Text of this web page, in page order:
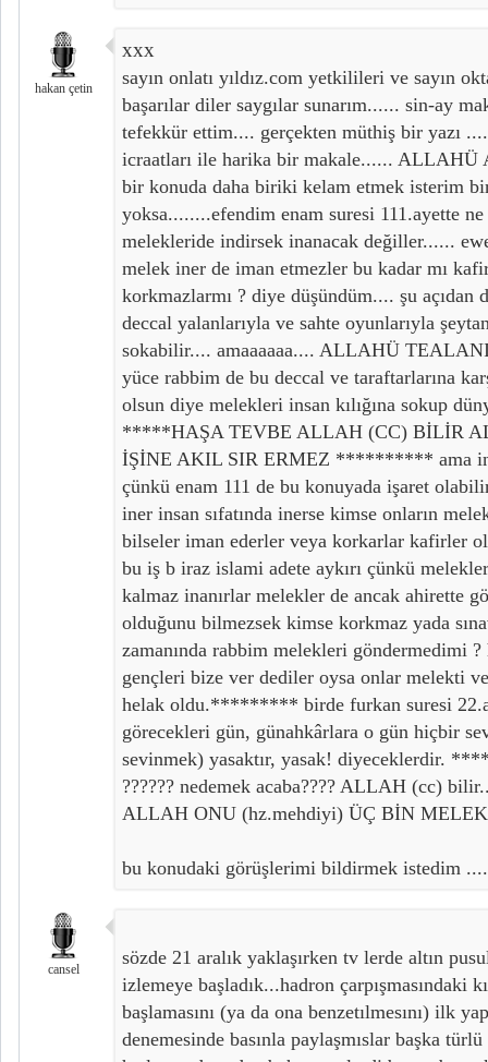
hakan çetin
xxx
sayın onlatı yıldız.com yetkilileri ve sayın
başarılar diler saygılar sunarım...... sin-ay
tefekkür ettim.... gerçekten müthiş bir yazı ....
icraatları ile harika bir makale...... ALLAHÜ
bir konuda daha biriki kelam etmek isterim
yoksa........efendim enam suresi 111.ayette
melekleride indirsek inanacak değiller......
melek iner de iman etmezler bu kadar mı
korkmazlarmı ? diye düşündüm.... şu açıdan
deccal yalanlarıyla ve sahte oyunlarıyla
sokabilir.... amaaaaaa.... ALLAHÜ
yüce rabbim de bu deccal ve taraftarlarına
olsun diye melekleri insan kılığına sokup
*****HAŞA TEVBE ALLAH (CC) BİLİR
İŞİNE AKIL SIR ERMEZ ********** ama
çünkü enam 111 de bu konuyada işaret
iner insan sıfatında inerse kimse onların
bilseler iman ederler veya korkarlar kafirler
bu iş b iraz islami adete aykırı çünkü
kalmaz inanırlar melekler de ancak ahirette
olduğunu bilmezsek kimse korkmaz yada
zamanında rabbim melekleri göndermedimi
gençleri bize ver dediler oysa onlar melekti
helak oldu.********* birde furkan suresi
görecekleri gün, günahkârlara o gün hiçbir
sevinmek) yasaktır, yasak! diyeceklerdir.
?????? nedemek acaba???? ALLAH (cc)
ALLAH ONU (hz.mehdiyi) ÜÇ BİN
bu konudaki görüşlerimi bildirmek istedim
cansel
sözde 21 aralık yaklaşırken tv lerde altın
izlemeye başladık...hadron çarpışmasındaki
başlamasını (ya da ona benzetılmesını) ilk
denemesinde basınla paylaşmıslar başka türlü